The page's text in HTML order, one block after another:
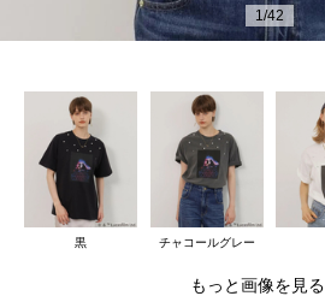
1/42
黒 チャコールグレー
もっと画像を見る